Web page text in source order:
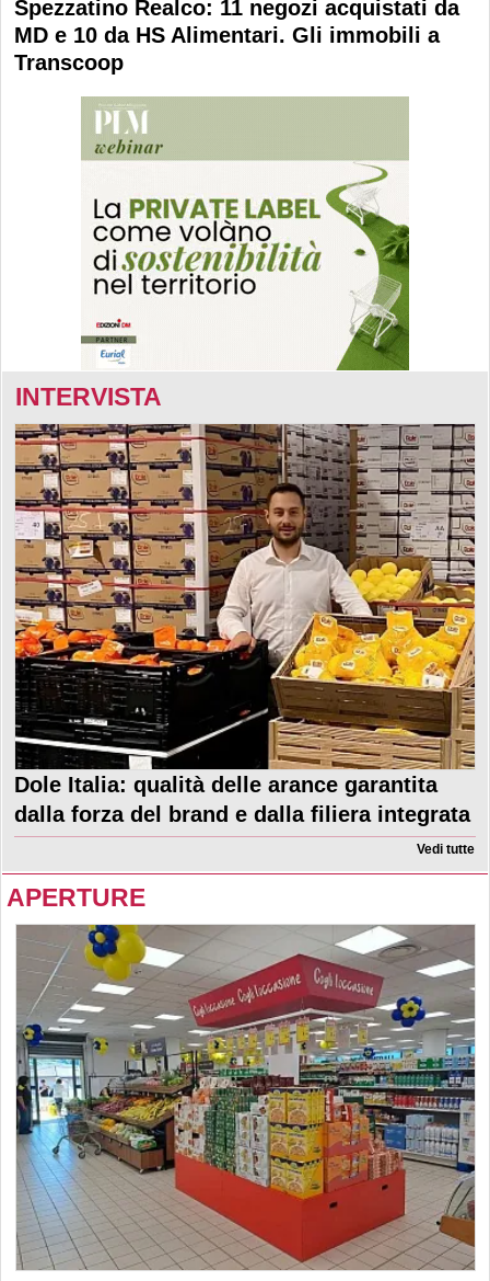
Spezzatino Realco: 11 negozi acquistati da
MD e 10 da HS Alimentari. Gli immobili a
Transcoop
INTERVISTA
Dole Italia: qualità delle arance garantita
dalla forza del brand e dalla filiera integrata
Vedi tutte
APERTURE